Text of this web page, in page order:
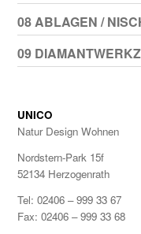
08 ABLAGEN /
09
UNICO
Natur Design Wohnen
Nordstern-Park 15f
52134 Herzogenrath
Tel: 02406 – 999 33 67
Fax: 02406 – 999 33 68